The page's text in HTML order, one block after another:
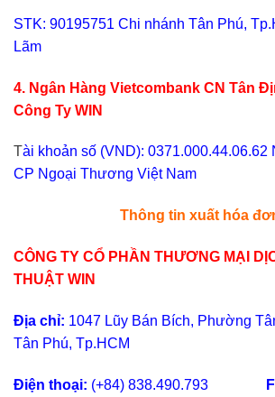
STK: 90195751 Chi nhánh Tân Phú,
Lãm
4. Ngân Hàng Vietcombank CN Tân
Công Ty WIN
Tài khoản số (VND): 0371.000.44.06.62
CP Ngoại Thương Việt Nam
Thông tin xuất hóa
CÔNG TY CỔ PHẦN THƯƠNG MẠI
THUẬT WIN
Địa chỉ: 1047 Lũy Bán Bích, Phường
Tân Phú, Tp.HCM
Điện thoại: (+84) 838.490.793